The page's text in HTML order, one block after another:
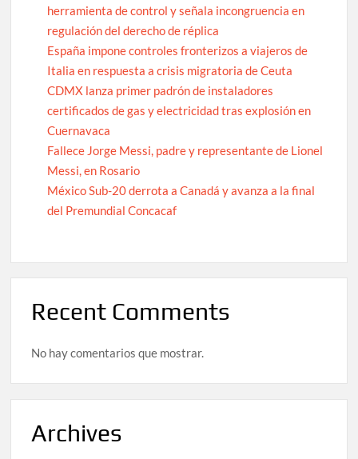
herramienta de control y señala incongruencia en
regulación del derecho de réplica
España impone controles fronterizos a viajeros de
Italia en respuesta a crisis migratoria de Ceuta
CDMX lanza primer padrón de instaladores
certificados de gas y electricidad tras explosión en
Cuernavaca
Fallece Jorge Messi, padre y representante de Lionel
Messi, en Rosario
México Sub-20 derrota a Canadá y avanza a la final
del Premundial Concacaf
Recent Comments
No hay comentarios que mostrar.
Archives